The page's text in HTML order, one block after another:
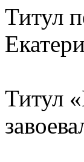
Титул
Титул